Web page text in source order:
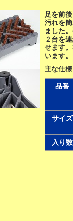
足を前
汚れを
ました
２台を
せます
います。
主な仕様
品番
サイズ
入り数